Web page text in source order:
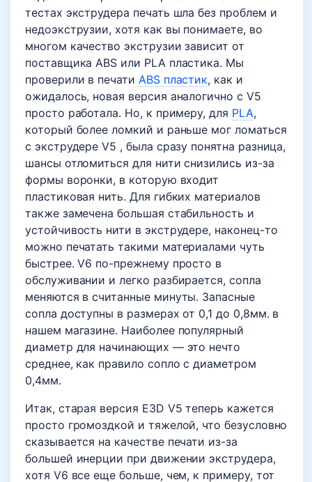
тестах экструдера печать шла без проблем и
недоэкструзии, хотя как вы понимаете, во
многом качество экструзии зависит от
поставщика ABS или PLA пластика. Мы
проверили в печати ABS пластик, как и
ожидалось, новая версия аналогично с V5
просто работала. Но, к примеру, для PLA,
который более ломкий и раньше мог ломаться
с экструдере V5 , была сразу понятна разница,
шансы отломиться для нити снизились из-за
формы воронки, в которую входит
пластиковая нить. Для гибких материалов
также замечена большая стабильность и
устойчивость нити в экструдере, наконец-то
можно печатать такими материалами чуть
быстрее. V6 по-прежнему просто в
обслуживании и легко разбирается, сопла
меняются в считанные минуты. Запасные
сопла доступны в размерах от 0,1 до 0,8мм. в
нашем магазине. Наиболее популярный
диаметр для начинающих — это нечто
среднее, как правило сопло с диаметром
0,4мм.
Итак, старая версия E3D V5 теперь кажется
просто громоздкой и тяжелой, что безусловно
сказывается на качестве печати из-за
большей инерции при движении экструдера,
хотя V6 все еще больше, чем, к примеру, тот